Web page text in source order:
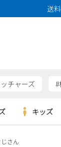
送
チャーズ #
キッズ
さん